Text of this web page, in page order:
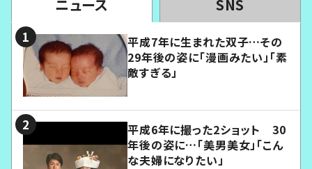
ニュース SNS
平成7年に生まれた双子…その
29年後の姿に「漫画みたい」「素
敵すぎる」
平成6年に撮った2ショット 30
年後の姿に…「美男美女」「こん
な夫婦になりたい」